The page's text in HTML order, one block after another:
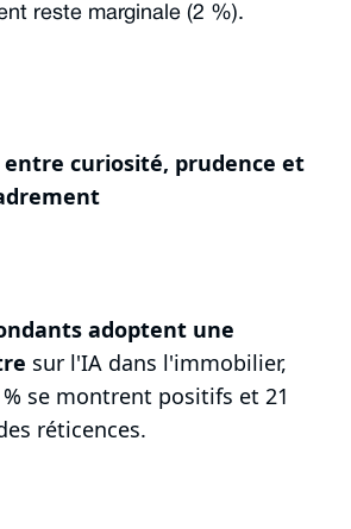
reste marginale (2 %).
entre curiosité, prudence et
adoptent une
sur l'IA dans l'immobilier,
se montrent positifs et 21
réticences.